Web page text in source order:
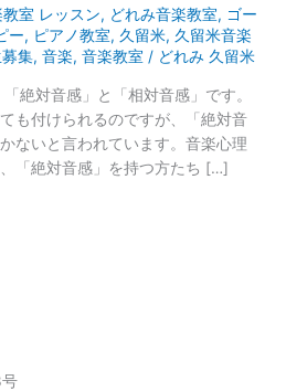
室 レッスン, どれみ音楽教室, ゴー
ー, ピアノ教室, 久留米, 久留米音楽
集,音楽,音楽教室 / どれみ 久留米
絶対音感」と「相対音感」です。
も付けられるのですが、「絶対音
ないと言われています。音楽心理
「絶対音感」を持つ方たち […]